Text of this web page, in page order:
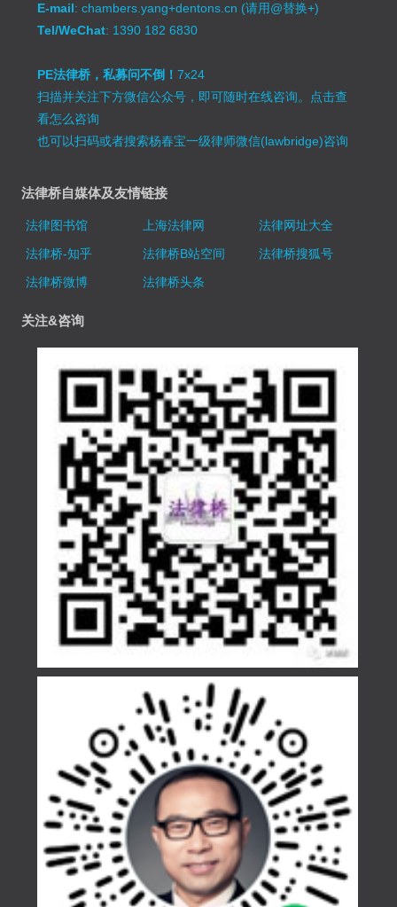
E-mail: chambers.yang+dentons.cn (请用@替换+)
Tel/WeChat: 1390 182 6830
PE法律桥，私募问不倒！7x24
扫描并关注下方微信公众号，即可随时在线咨询。 点击查
看怎么咨询
也可以扫码或者搜索杨春宝一级律师微信(lawbridge)咨询
法律桥自媒体及友情链接
法律图书馆 上海法律网
法律网址大全
法律桥-知乎
法律桥B站空间
法律桥搜狐号
法律桥微博
法律桥头条
关注&咨询